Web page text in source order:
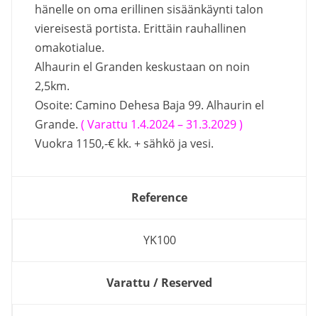
hänelle on oma erillinen sisäänkäynti talon
viereisestä portista. Erittäin rauhallinen
omakotialue.
Alhaurin el Granden keskustaan on noin
2,5km.
Osoite: Camino Dehesa Baja 99. Alhaurin el
Grande. ( Varattu 1.4.2024 – 31.3.2029 )
Vuokra 1150,-€ kk. + sähkö ja vesi.
Reference
YK100
Varattu / Reserved